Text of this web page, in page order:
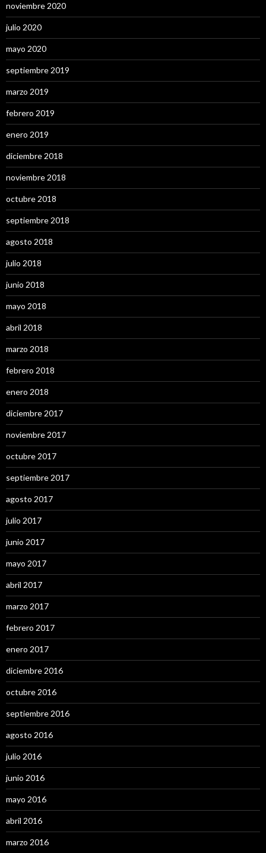
noviembre 2020
julio 2020
mayo 2020
septiembre 2019
marzo 2019
febrero 2019
enero 2019
diciembre 2018
noviembre 2018
octubre 2018
septiembre 2018
agosto 2018
julio 2018
junio 2018
mayo 2018
abril 2018
marzo 2018
febrero 2018
enero 2018
diciembre 2017
noviembre 2017
octubre 2017
septiembre 2017
agosto 2017
julio 2017
junio 2017
mayo 2017
abril 2017
marzo 2017
febrero 2017
enero 2017
diciembre 2016
octubre 2016
septiembre 2016
agosto 2016
julio 2016
junio 2016
mayo 2016
abril 2016
marzo 2016